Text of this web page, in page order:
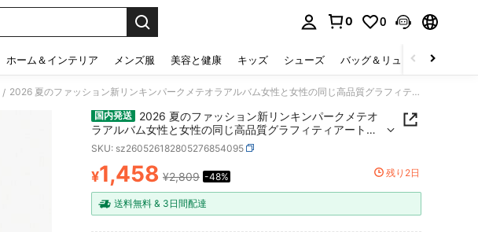
0 0
ホーム＆インテリア メンズ服 美容と健康 キッズ シューズ バッグ＆リュック
/ 2026 夏のファッション新リンキンパークメテオラアルバム女性と女性の同じ高品質グラフィティアートアメリカンショート Tシャツ
国内発送
2026 夏のファッション新リンキンパークメテオ
ラアルバム女性と女性の同じ高品質グラフィティアートア
メリカンショート Tシャツ
SKU: sz260526182805276854095
PRICE AND AVAILABILITY
¥1,458 ¥2,809 -48% 残り2日
送料無料 & 3日間配達